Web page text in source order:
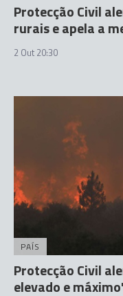
Protecção Civil
rurais e apela a
2 Out 20:30
PAÍS
Protecção Civil
elevado e